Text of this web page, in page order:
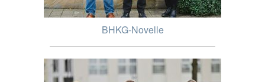
BHKG-Novelle